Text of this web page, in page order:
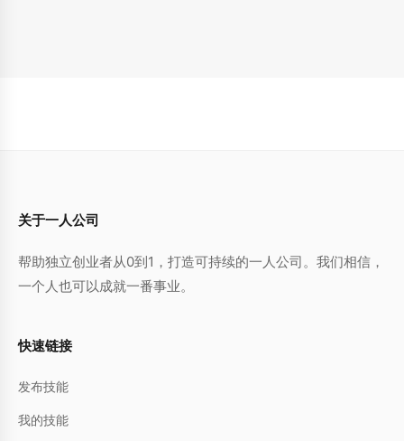
关于一人公司
帮助独立创业者从0到1，打造可持续的一人公司。我们相信，
一个人也可以成就一番事业。
快速链接
发布技能
我的技能